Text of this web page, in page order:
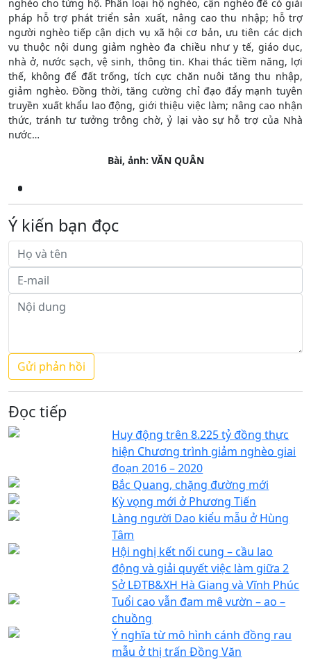
nghèo cho từng hộ. Phân loại hộ nghèo, cận nghèo để có giải
pháp hỗ trợ phát triển sản xuất, nâng cao thu nhập; hỗ trợ
người nghèo tiếp cận dịch vụ xã hội cơ bản, ưu tiên các dịch
vụ thuộc nội dung giảm nghèo đa chiều như y tế, giáo dục,
nhà ở, nước sạch, vệ sinh, thông tin. Khai thác tiềm năng, lợi
thế, không để đất trống, tích cực chăn nuôi tăng thu nhập,
giảm nghèo. Đồng thời, tăng cường chỉ đạo đẩy mạnh tuyên
truyền xuất khẩu lao động, giới thiệu việc làm; nâng cao nhận
thức, tránh tư tưởng trông chờ, ỷ lại vào sự hỗ trợ của Nhà
nước…
Bài, ảnh: VĂN QUÂN
Ý kiến bạn đọc
Đọc tiếp
Huy động trên 8.225 tỷ đồng thực
hiện Chương trình giảm nghèo giai
đoạn 2016 – 2020
Bắc Quang, chặng đường mới
Kỳ vọng mới ở Phương Tiến
Làng người Dao kiểu mẫu ở Hùng
Tâm
Hội nghị kết nối cung – cầu lao
động và giải quyết việc làm giữa 2
Sở LĐTB&XH Hà Giang và Vĩnh Phúc
Tuổi cao vẫn đam mê vườn – ao –
chuồng
Ý nghĩa từ mô hình cánh đồng rau
mẫu ở thị trấn Đồng Văn